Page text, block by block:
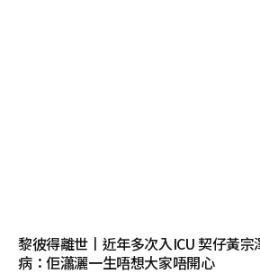
黎彼得離世丨近年多次入ICU 契仔黃
病：佢瀟灑一生唔想大家唔開心